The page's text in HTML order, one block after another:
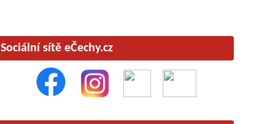
Sociální sítě eČechy.cz